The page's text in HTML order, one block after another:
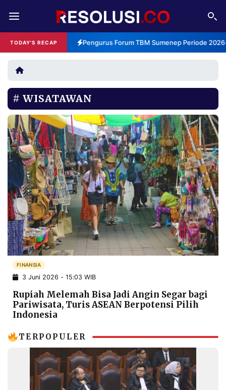
TODAY'S RECAP Pengurus Forum TBM Sumenep Periode
REDAKSI TENTANG
RESOLUSI IKLAN
RUBRIKASI
EDITORIAL AKSARA
FINANSIA PERSONA
DAERAH NASIONAL
MANCA SPORT
INFORMASI
PRIVACY
POLICY
BERITA
WARGA
INFORMASI
IKLAN
KIRIM
PENGADUAN TERM
OF
SERVICE
IKUTI
WISATAWAN
FINANSIA
3 Juni 2026 - 15:03 WIB
Rupiah Melemah Bisa Jadi Angin Segar bagi
Pariwisata, Turis ASEAN Berpotensi Pilih
Indonesia
TERPOPULER